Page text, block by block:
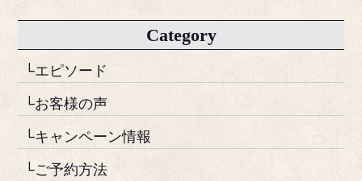
Category
└エピソード
└お客様の声
└キャンペーン情報
└ご予約方法